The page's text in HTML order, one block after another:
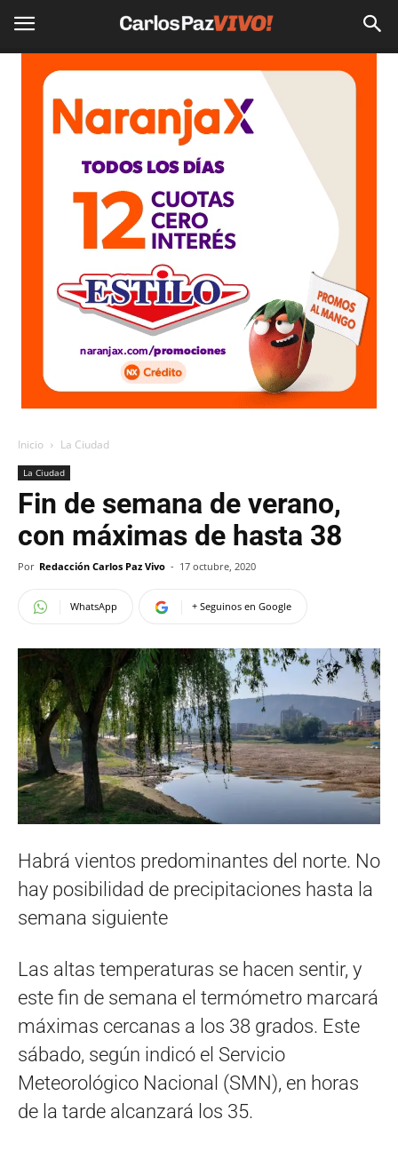
Inicio La Ciudad
La Ciudad
Fin de semana de verano,
con máximas de hasta 38
Por Redacción Carlos Paz Vivo - 17 octubre, 2020
WhatsApp + Seguinos en Google
Habrá vientos predominantes del norte. No
hay posibilidad de precipitaciones hasta la
semana siguiente
Las altas temperaturas se hacen sentir, y
este fin de semana el termómetro marcará
máximas cercanas a los 38 grados. Este
sábado, según indicó el Servicio
Meteorológico Nacional (SMN), en horas
de la tarde alcanzará los 35.